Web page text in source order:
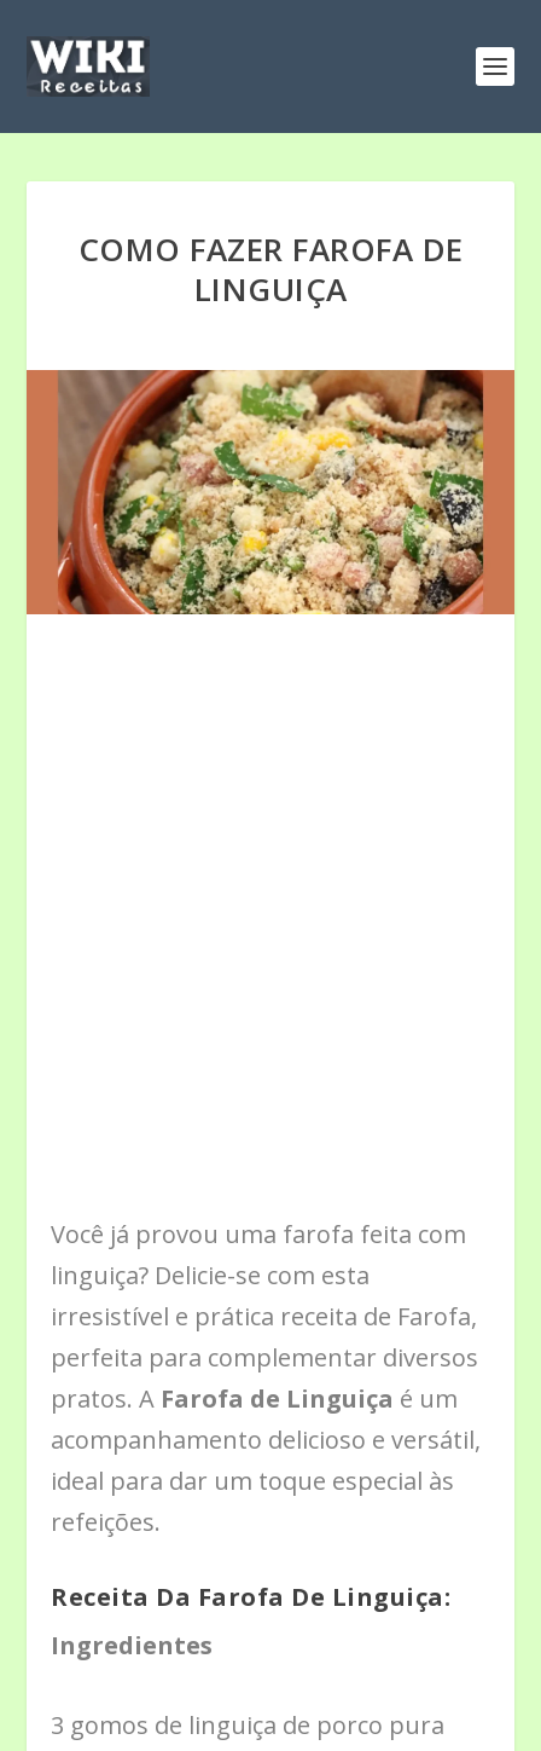
COMO FAZER FAROFA DE
LINGUIÇA
Você já provou uma farofa feita com
linguiça? Delicie-se com esta
irresistível e prática receita de Farofa,
perfeita para complementar diversos
pratos. A Farofa de Linguiça é um
acompanhamento delicioso e versátil,
ideal para dar um toque especial às
refeições.
Receita Da Farofa De Linguiça:
Ingredientes
3 gomos de linguiça de porco pura